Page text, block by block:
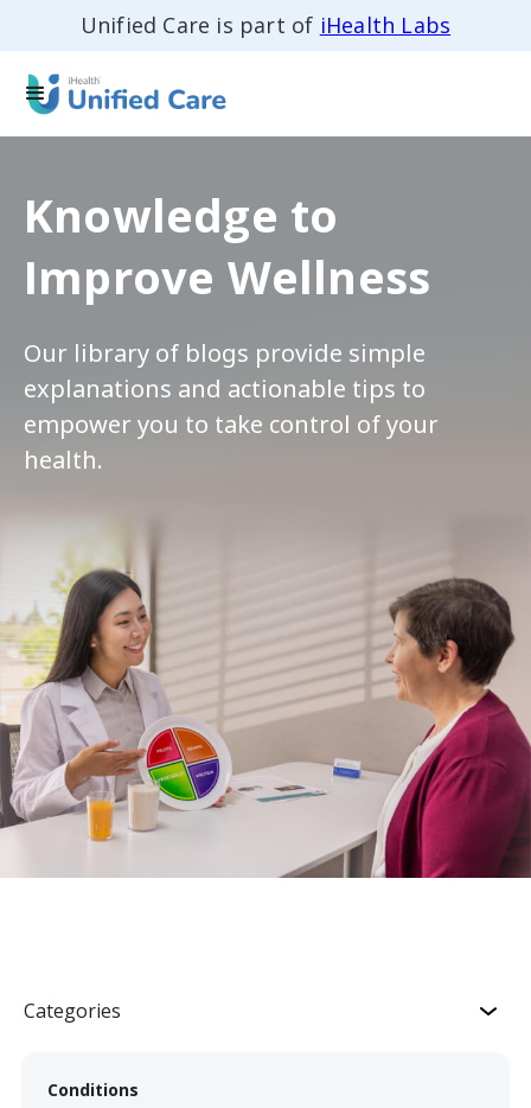
Unified Care is part of iHealth Labs
Knowledge to
Improve Wellness
Our library of blogs provide simple
explanations and actionable tips to
empower you to take control of your
health.
Categories
Conditions